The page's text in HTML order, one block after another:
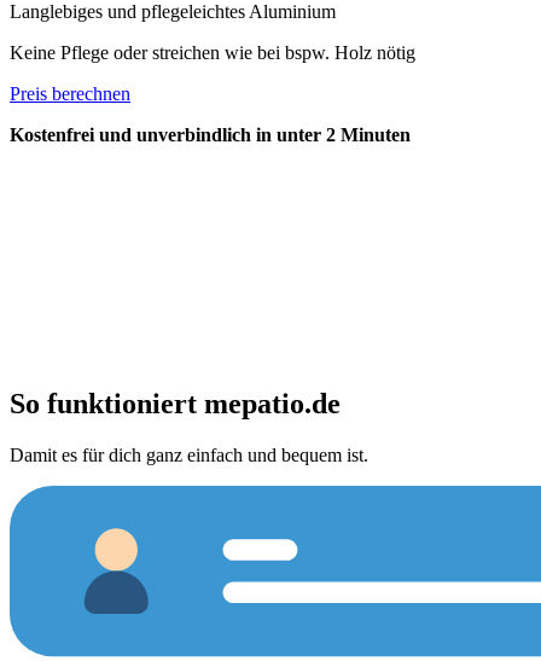
Langlebiges und pflegeleichtes Aluminium
Keine Pflege oder streichen wie bei bspw. Holz nötig
Preis berechnen
Kostenfrei und unverbindlich in unter 2 Minuten
So funktioniert mepatio.de
Damit es für dich ganz einfach und bequem ist.